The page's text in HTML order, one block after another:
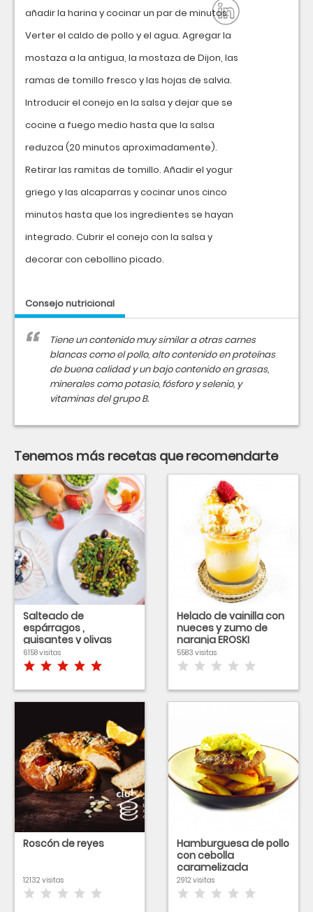
añadir la harina y cocinar un par de minutos.
Verter el caldo de pollo y el agua. Agregar la
mostaza a la antigua, la mostaza de Dijon, las
ramas de tomillo fresco y las hojas de salvia.
Introducir el conejo en la salsa y dejar que se
cocine a fuego medio hasta que la salsa
reduzca (20 minutos aproximadamente).
Retirar las ramitas de tomillo. Añadir el yogur
griego y las alcaparras y cocinar unos cinco
minutos hasta que los ingredientes se hayan
integrado. Cubrir el conejo con la salsa y
decorar con cebollino picado.
Consejo nutricional
Tiene un contenido muy similar a otras carnes
blancas como el pollo, alto contenido en proteínas
de buena calidad y un bajo contenido en grasas,
minerales como potasio, fósforo y selenio, y
vitaminas del grupo B.
Tenemos más recetas que recomendarte
Salteado de
espárragos ,
guisantes y olivas
negras
6158 visitas
Helado de vainilla con
nueces y zumo de
naranja EROSKI
5583 visitas
Roscón de reyes
12132 visitas
Hamburguesa de pollo
con cebolla
caramelizada
2912 visitas